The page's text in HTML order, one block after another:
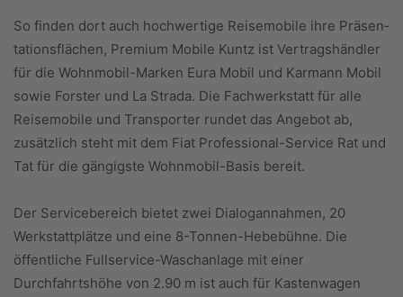
So finden dort auch hochwer­tige Reisemobile ihre Prä­sen­
tationsflächen, Premium Mobile Kuntz ist Vertragshändler
für die Wohnmobil-Marken Eura Mobil und Karmann Mobil
sowie Forster und La Strada. Die Fachwerkstatt für alle
Reisemobile und Transporter rundet das Angebot ab,
zusätzlich steht mit dem Fiat Professional-Service Rat und
Tat für die gängigste Wohnmobil-Basis bereit.
Der Servicebereich bietet zwei Dialogannahmen, 20
Werkstattplätze und eine 8-Tonnen-Hebebühne. Die
öffentliche Fullservice-Waschanlage mit einer
Durchfahrtshöhe von 2.90 m ist auch für Kastenwagen